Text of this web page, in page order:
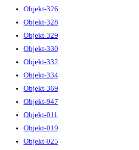
Objekt-326
Objekt-328
Objekt-329
Objekt-330
Objekt-332
Objekt-334
Objekt-369
Objekt-947
Objekt-011
Objekt-019
Objekt-025